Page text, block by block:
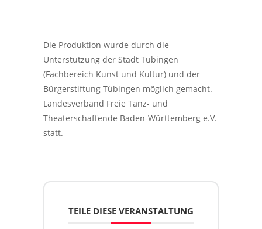
Die Produktion wurde durch die
Unterstützung der Stadt Tübingen
(Fachbereich Kunst und Kultur) und der
Bürgerstiftung Tübingen möglich gemacht.
Landesverband Freie Tanz- und
Theaterschaffende Baden-Württemberg e.V.
statt.
TEILE DIESE VERANSTALTUNG